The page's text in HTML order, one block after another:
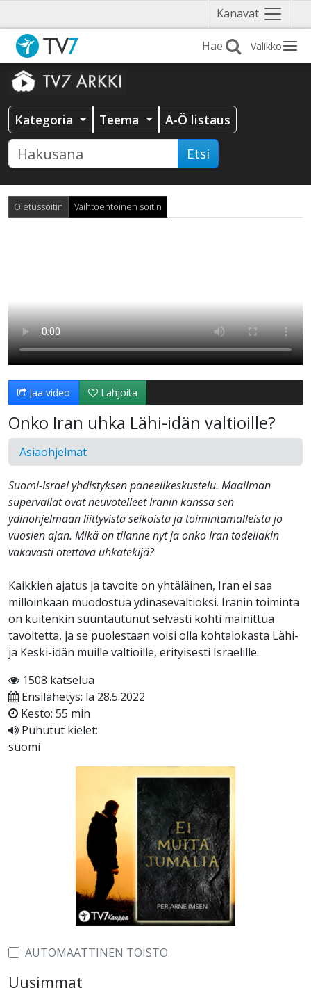
Kanavat Näytä
valikko
Valikko
Kategoria Teema A-Ö listaus
Etsi
Oletussoitin Vaihtoehtoinen soitin
Jaa video Lahjoita
Onko Iran uhka Lähi-idän valtioille?
Asiaohjelmat
Suomi-Israel yhdistyksen paneelikeskustelu. Maailman
supervallat ovat neuvotelleet Iranin kanssa sen
ydinohjelmaan liittyvistä seikoista ja toimintamalleista jo
vuosien ajan. Mikä on tilanne nyt ja onko Iran todellakin
vakavasti otettava uhkatekijä?
Kaikkien ajatus ja tavoite on yhtäläinen, Iran ei saa
milloinkaan muodostua ydinasevaltioksi. Iranin toiminta
on kuitenkin suuntautunut selvästi kohti mainittua
tavoitetta, ja se puolestaan voisi olla kohtalokasta Lähi-
ja Keski-idän muille valtioille, erityisesti Israelille.
1508 katselua
Ensilähetys: la 28.5.2022
Kesto: 55 min
Puhutut kielet:
suomi
AUTOMAATTINEN TOISTO
Uusimmat